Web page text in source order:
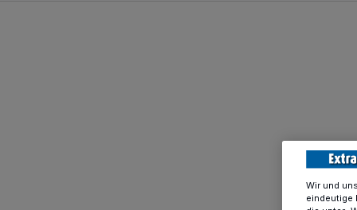
Wir und
eindeutige